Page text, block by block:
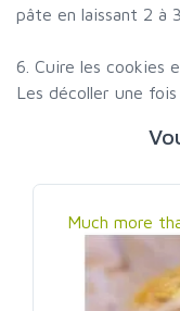
pâte en laissant 2 à
6. Cuire les cookies
Les décoller une
Much more